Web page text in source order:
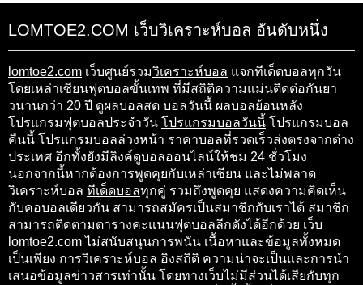
LOMTOE2.COM เว็บวิเคราะห์บอล อันดับหนึ่ง
lomtoe2.com เว็บศูนย์รวมวิเคราะห์บอล แจกทีเด็ดบอลทุกวัน
โดยเหล่าเซียนฟุตบอลขั้นเทพ ที่มีสถิติความแม่นติดต่อกันยา
วนานกว่า 20 ปี ดูผลบอลสด บอลวันนี้ ผลบอลย้อนหลัง
โปรแกรมฟุตบอลประจำวัน โปรแกรมบอลวันนี้ โปรแกรมบอล
คืนนี้ โปรแกรมบอลล่วงหน้า ราคาบอลที่รวดเร็วส่งตรงจากต่าง
ประเทศ อีกทั้งยังมีลิงค์ดูบอลออนไลน์ให้ชม 24 ชั่วโมง
นอกจากนี้หากต้องการพูดคุยกับเหล่าเซียน และไม่พลาด
วิเคราะห์บอล ทีเด็ดบอลทุกคู่ รวมถึงพูดคุย แสดงความคิดเห็น
กับคอบอลเดียวกัน สามารถสมัครเป็นสมาชิกกับเราได้ สมาชิก
สามารถติดตามตารางคะแนนฟุตบอลลีกดังได้อีกด้วย เว็บ
lomtoe2.com ไม่สนับสนุนการพนัน เนื้อหาและข้อมูลทั้งหมด
เป็นเพียง การวิเคราะห์บอล อิงสถิติ ความน่าจะเป็นและการนำ
เสนอข้อมูลข่าวสารเท่านั้น โดยทางเว็บไม่มีส่วนได้เสียกับทุก